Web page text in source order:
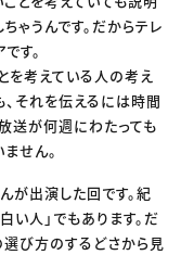
ゃうんです。だからテレ
す。
を考えている人の考え
それを伝えるには時間
放送が何週にわたっても
せん。
出演した回です。紀
い人」でもあります。だ
選び方のするどさから見